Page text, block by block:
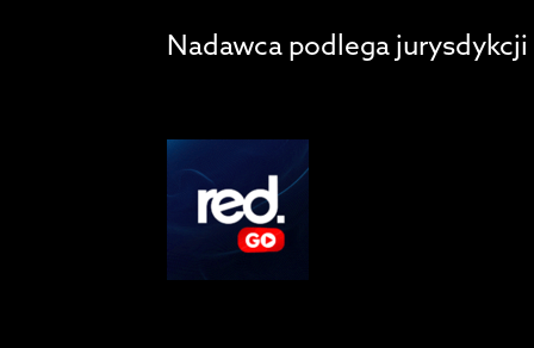
Nadawca podlega